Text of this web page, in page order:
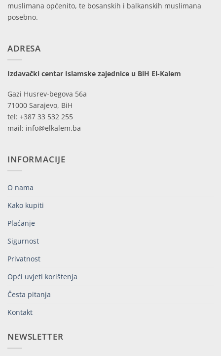
muslimana općenito, te bosanskih i balkanskih muslimana
posebno.
ADRESA
Izdavački centar Islamske zajednice u BiH El-Kalem
Gazi Husrev-begova 56a
71000 Sarajevo, BiH
tel: +387 33 532 255
mail: info@elkalem.ba
INFORMACIJE
O nama
Kako kupiti
Plaćanje
Sigurnost
Privatnost
Opći uvjeti korištenja
Česta pitanja
Kontakt
NEWSLETTER